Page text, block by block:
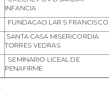
INFANCIA
FUNDACAO LAR S FRANCISCO
SANTA CASA MISERICORDIA
TORRES VEDRAS
SEMINARIO LICEAL DE
PENAFIRME